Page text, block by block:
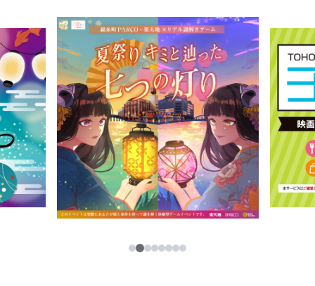
ニュース
レストラン・カフェ
TAX FREE
PARCOメンバーズ
JP
한국어
ภาษาไทย
日本語
1234567